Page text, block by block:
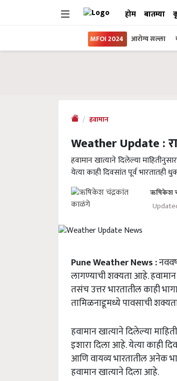
होम बातम्या
MFOI 2024 आरोग्य सल्ला
हवामान
Weather Update :
हवामान खात्याने दिलेल्या
येत्या काही दिवसांत पूर्व
ऋषिकेश
Pune Weather News :
लागण्याची शक्यता आहे.
तसंच उत्तर भारतातील काही
तामिळनाडूमध्ये पावसाची
हवामान खात्याने दिलेल्या
इशारा दिला आहे. येत्या काही
आणि वायव्य भारतातील अनेक
हवामान खात्याने दिला आहे.